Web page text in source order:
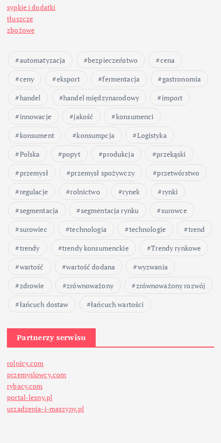
w
a
n
i
e
w
p
i
s
ó
w
sypkie i dodatki
tłuszcze
zbożowe
automatyzacja bezpieczeństwo
cena
ceny
eksport fermentacja
gastronomia
handel
handel międzynarodowy
import
innowacje
jakość
konsumenci
konsument
konsumpcja
Logistyka
Polska
popyt produkcja
przekąski
przemysł
przemysł spożywczy
przetwórstwo
regulacje
rolnictwo rynek
rynki
segmentacja
segmentacja rynku
surowce
surowiec
technologia technologie
trend
trendy
trendy konsumenckie
Trendy rynkowe
wartość
wartość dodana
wyzwania
zdrowie
zrównoważony
zrównoważony rozwój
łańcuch dostaw
łańcuch wartości
Partnerzy serwisu
rolnicy.com
przemyslowcy.com
rybacy.com
portal-lesny.pl
urzadzenia-i-maszyny.pl